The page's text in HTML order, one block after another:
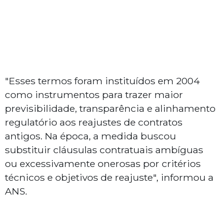
"Esses termos foram instituídos em 2004
como instrumentos para trazer maior
previsibilidade, transparência e alinhamento
regulatório aos reajustes de contratos
antigos. Na época, a medida buscou
substituir cláusulas contratuais ambíguas
ou excessivamente onerosas por critérios
técnicos e objetivos de reajuste", informou a
ANS.